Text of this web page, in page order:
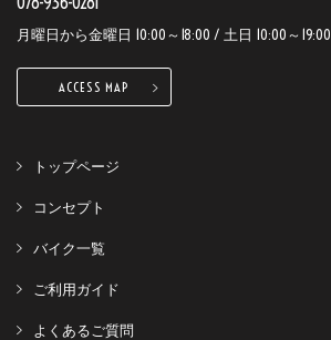
月曜日から金曜日 10:00～18:00 / 土日 10:00～19:00
ACCESS MAP
トップページ
コンセプト
バイク一覧
ご利用ガイド
よくあるご質問